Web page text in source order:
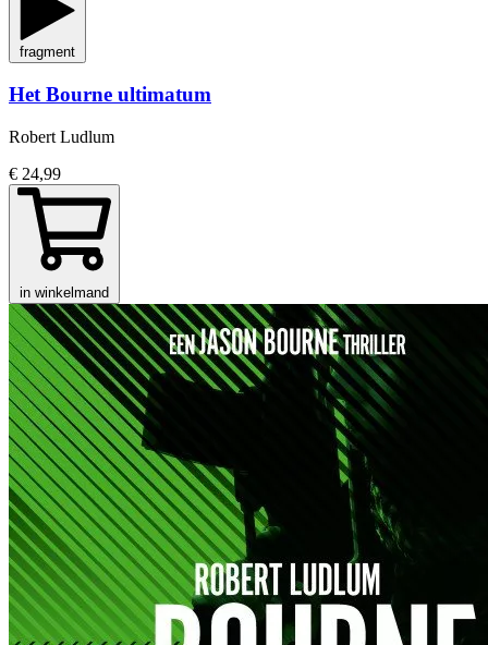
fragment
Het Bourne ultimatum
Robert Ludlum
€ 24,99
in winkelmand